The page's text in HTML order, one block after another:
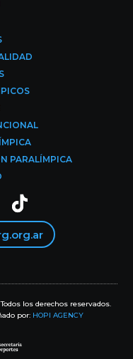
PARALÍMPICA
los derechos reservados.
por: HOPI AGENCY